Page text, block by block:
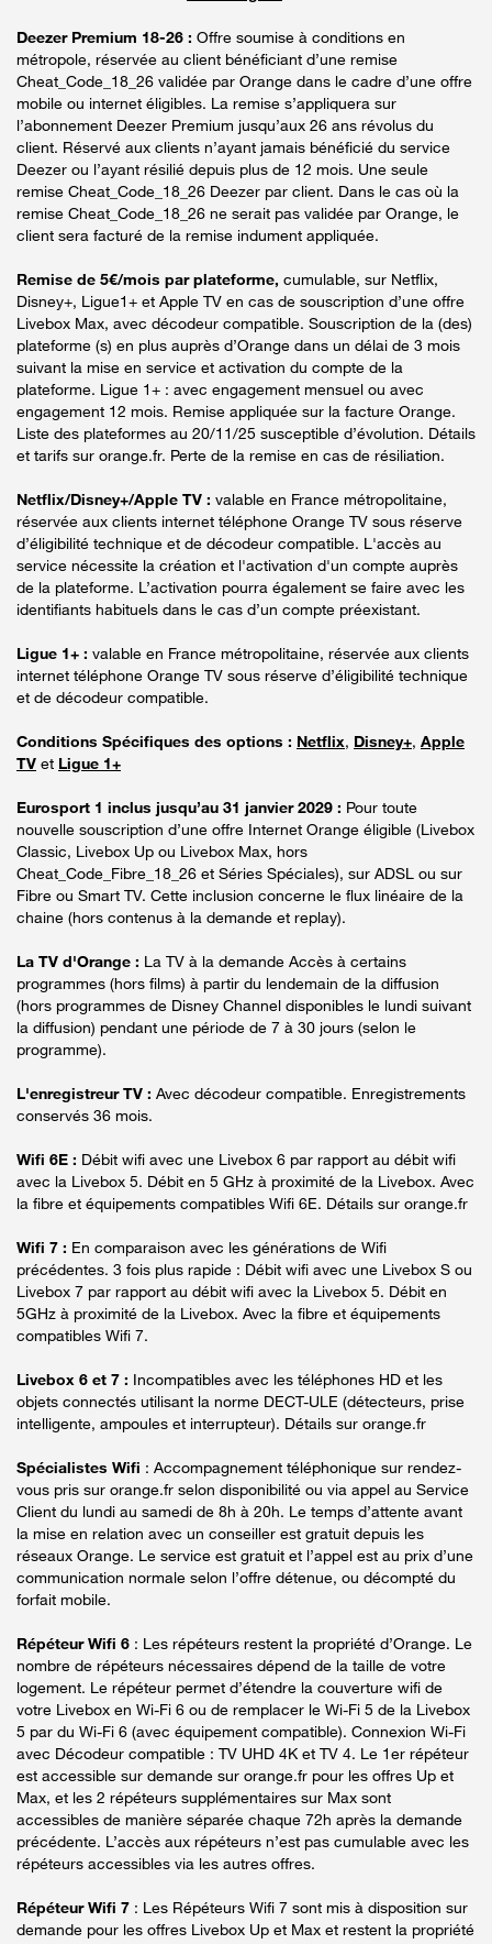
Deezer Premium 18-26 : Offre soumise à conditions en
métropole, réservée au client bénéficiant d’une remise
Cheat_Code_18_26 validée par Orange dans le cadre d’une offre
mobile ou internet éligibles. La remise s’appliquera sur
l’abonnement Deezer Premium jusqu’aux 26 ans révolus du
client. Réservé aux clients n’ayant jamais bénéficié du service
Deezer ou l’ayant résilié depuis plus de 12 mois. Une seule
remise Cheat_Code_18_26 Deezer par client. Dans le cas où la
remise Cheat_Code_18_26 ne serait pas validée par Orange, le
client sera facturé de la remise indument appliquée.
Remise de 5€/mois par plateforme, cumulable, sur Netflix,
Disney+, Ligue1+ et Apple TV en cas de souscription d’une offre
Livebox Max, avec décodeur compatible. Souscription de la (des)
plateforme (s) en plus auprès d’Orange dans un délai de 3 mois
suivant la mise en service et activation du compte de la
plateforme. Ligue 1+ : avec engagement mensuel ou avec
engagement 12 mois. Remise appliquée sur la facture Orange.
Liste des plateformes au 20/11/25 susceptible d’évolution. Détails
et tarifs sur orange.fr. Perte de la remise en cas de résiliation.
Netflix/Disney+/Apple TV : valable en France métropolitaine,
réservée aux clients internet téléphone Orange TV sous réserve
d’éligibilité technique et de décodeur compatible. L'accès au
service nécessite la création et l'activation d'un compte auprès
de la plateforme. L’activation pourra également se faire avec les
identifiants habituels dans le cas d’un compte préexistant.
Ligue 1+ : valable en France métropolitaine, réservée aux clients
internet téléphone Orange TV sous réserve d’éligibilité technique
et de décodeur compatible.
Conditions Spécifiques des options : Netflix, Disney+, Apple
TV et Ligue 1+
Eurosport 1 inclus jusqu’au 31 janvier 2029 : Pour toute
nouvelle souscription d’une offre Internet Orange éligible (Livebox
Classic, Livebox Up ou Livebox Max, hors
Cheat_Code_Fibre_18_26 et Séries Spéciales), sur ADSL ou sur
Fibre ou Smart TV. Cette inclusion concerne le flux linéaire de la
chaine (hors contenus à la demande et replay).
La TV d'Orange : La TV à la demande Accès à certains
programmes (hors films) à partir du lendemain de la diffusion
(hors programmes de Disney Channel disponibles le lundi suivant
la diffusion) pendant une période de 7 à 30 jours (selon le
programme).
L'enregistreur TV : Avec décodeur compatible. Enregistrements
conservés 36 mois.
Wifi 6E : Débit wifi avec une Livebox 6 par rapport au débit wifi
avec la Livebox 5. Débit en 5 GHz à proximité de la Livebox. Avec
la fibre et équipements compatibles Wifi 6E. Détails sur orange.fr
Wifi 7 : En comparaison avec les générations de Wifi
précédentes. 3 fois plus rapide : Débit wifi avec une Livebox S ou
Livebox 7 par rapport au débit wifi avec la Livebox 5. Débit en
5GHz à proximité de la Livebox. Avec la fibre et équipements
compatibles Wifi 7.
Livebox 6 et 7 : Incompatibles avec les téléphones HD et les
objets connectés utilisant la norme DECT-ULE (détecteurs, prise
intelligente, ampoules et interrupteur). Détails sur orange.fr
Spécialistes Wifi : Accompagnement téléphonique sur rendez-
vous pris sur orange.fr selon disponibilité ou via appel au Service
Client du lundi au samedi de 8h à 20h. Le temps d’attente avant
la mise en relation avec un conseiller est gratuit depuis les
réseaux Orange. Le service est gratuit et l’appel est au prix d’une
communication normale selon l’offre détenue, ou décompté du
forfait mobile.
Répéteur Wifi 6 : Les répéteurs restent la propriété d’Orange. Le
nombre de répéteurs nécessaires dépend de la taille de votre
logement. Le répéteur permet d’étendre la couverture wifi de
votre Livebox en Wi-Fi 6 ou de remplacer le Wi-Fi 5 de la Livebox
5 par du Wi-Fi 6 (avec équipement compatible). Connexion Wi-Fi
avec Décodeur compatible : TV UHD 4K et TV 4. Le 1er répéteur
est accessible sur demande sur orange.fr pour les offres Up et
Max, et les 2 répéteurs supplémentaires sur Max sont
accessibles de manière séparée chaque 72h après la demande
précédente. L’accès aux répéteurs n’est pas cumulable avec les
répéteurs accessibles via les autres offres.
Répéteur Wifi 7 : Les Répéteurs Wifi 7 sont mis à disposition sur
demande pour les offres Livebox Up et Max et restent la propriété